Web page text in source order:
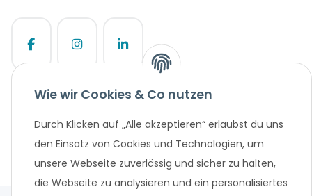
* Alle Preisangaben in Euro, inklusive der gesetzlich geltenden
Finanzierung. Versandkosten können bei anderen
Zahlungsarten anfallen. Finanzierungsangebot vorbehaltlich
einer abschließenden positiven Bonitätsprüfung und
Antragsprüfung. Änderungen und Irrtümer vorbehalten.
Wie wir Cookies & Co nutzen
Durch Klicken auf „Alle akzeptieren“ erlaubst du uns
den Einsatz von Cookies und Technologien, um
unsere Webseite zuverlässig und sicher zu halten,
die Webseite zu analysieren und ein personalisiertes